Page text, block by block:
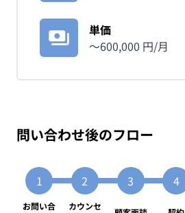
単価
〜600,000 円/月
問い合わせ後のフロー
お問い合
カウンセ